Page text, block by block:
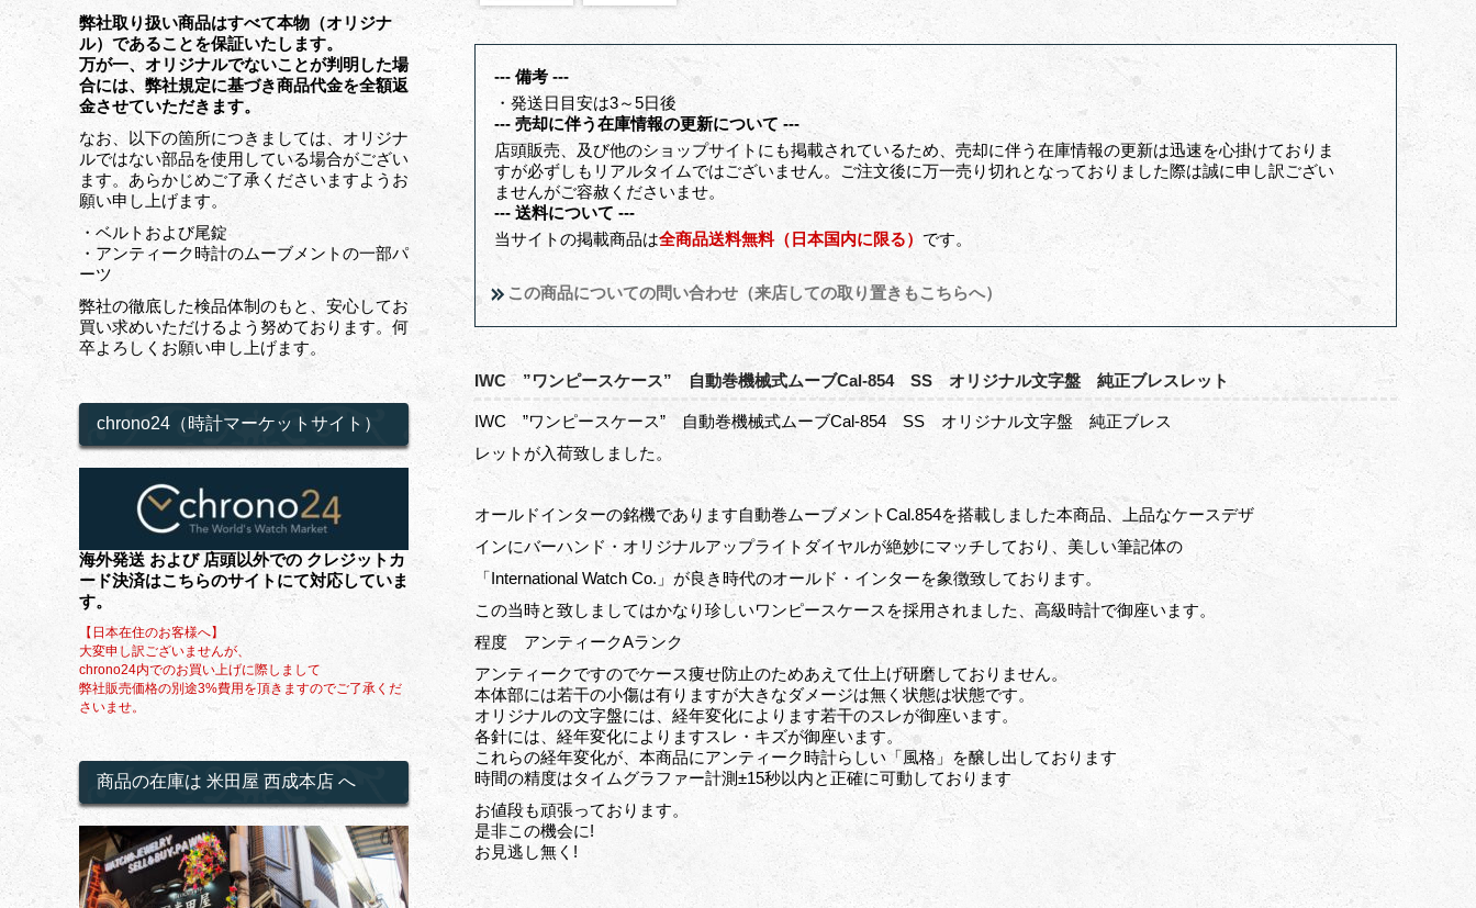
--- 備考 ---
・発送日目安は3～5日後
--- 売却に伴う在庫情報の更新について ---
店頭販売、及び他のショップサイトにも掲載されているため、売却に伴う在庫情報の更新は迅速を心掛けておりま
すが必ずしもリアルタイムではございません。ご注文後に万一売り切れとなっておりました際は誠に申し訳ござい
ませんがご容赦くださいませ。
--- 送料について ---
当サイトの掲載商品は全商品送料無料（日本国内に限る） です。
この商品についての問い合わせ（来店しての取り置きもこちらへ）
IWC ”ワンピースケース” 自動巻機械式ムーブCal-854 SS オリジナル文字盤 純正ブレスレット
IWC ”ワンピースケース” 自動巻機械式ムーブCal-854 SS オリジナル文字盤 純正ブレス
レットが入荷致しました。
オールドインターの銘機であります自動巻ムーブメントCal.854を搭載しました本商品、上品なケースデザ
インにバーハンド・オリジナルアップライトダイヤルが絶妙にマッチしており、美しい筆記体の
「International Watch Co.」が良き時代のオールド・インターを象徴致しております。
この当時と致しましてはかなり珍しいワンピースケースを採用されました、高級時計で御座います。
程度 アンティークAランク
アンティークですのでケース痩せ防止のためあえて仕上げ研磨しておりません。
本体部には若干の小傷は有りますが大きなダメージは無く状態は状態です。
オリジナルの文字盤には、経年変化によります若干のスレが御座います。
各針には、経年変化によりますスレ・キズが御座います。
これらの経年変化が、本商品にアンティーク時計らしい「風格」を醸し出しております
時間の精度はタイムグラファー計測±15秒以内と正確に可動しております
お値段も頑張っております。
是非この機会に!
お見逃し無く!
弊社取り扱い商品はすべて本物（オリジナ
ル）であることを保証いたします。
万が一、オリジナルでないことが判明した場
合には、弊社規定に基づき商品代金を全額返
金させていただきます。
なお、以下の箇所につきましては、オリジナ
ルではない部品を使用している場合がござい
ます。あらかじめご了承くださいますようお
願い申し上げます。
・ベルトおよび尾錠
・アンティーク時計のムーブメントの一部パ
ーツ
弊社の徹底した検品体制のもと、安心してお
買い求めいただけるよう努めております。何
卒よろしくお願い申し上げます。
chrono24（時計マーケットサイト）
海外発送 および 店頭以外での クレジットカ
ード決済はこちらのサイトにて対応していま
す。
【日本在住のお客様へ】
大変申し訳ございませんが、
chrono24内でのお買い上げに際しまして
弊社販売価格の別途3%費用を頂きますのでご了承くだ
さいませ。
商品の在庫は 米田屋 西成本店 へ